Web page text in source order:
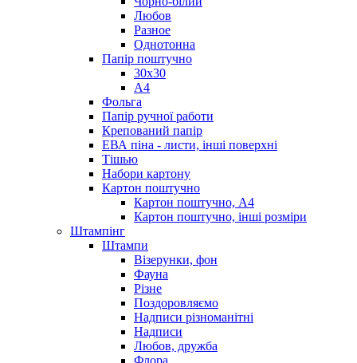
Любов
Разное
Однотонна
Папір поштучно
30х30
А4
Фольга
Папір ручної работи
Крепований папір
ЕВА піна - листи, інші поверхні
Тішью
Набори картону
Картон поштучно
Картон поштучно, А4
Картон поштучно, інші розміри
Штампінг
Штампи
Візерунки, фон
Фауна
Різне
Поздоровляємо
Надписи різноманітні
Надписи
Любов, дружба
Флора